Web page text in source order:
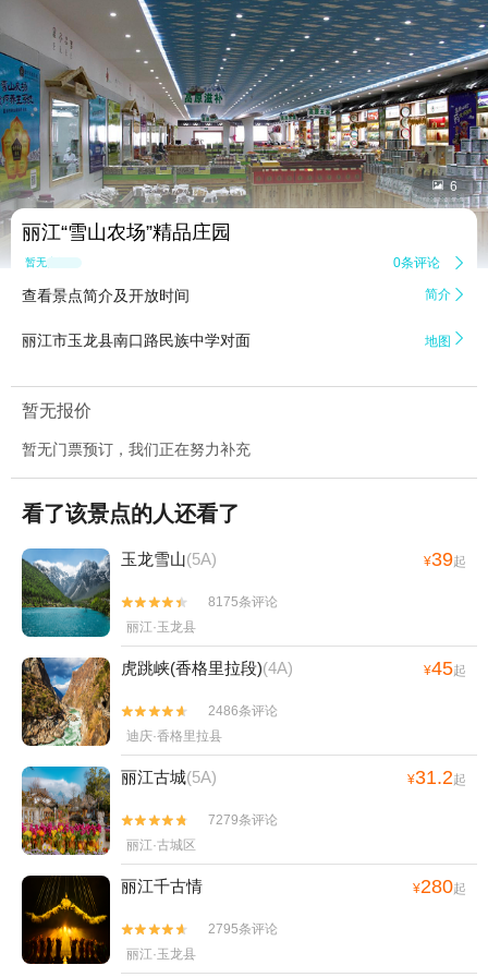
 6
丽江“雪山农场”精品庄园
暂无点评 0条评论 
查看景点简介及开放时间 简介 
丽江市玉龙县南口路民族中学对面 地图 
暂无报价
暂无门票预订，我们正在努力补充
看了该景点的人还看了
玉龙雪山(5A) ¥39起


8175条评论
丽江·玉龙县
虎跳峡(香格里拉段)(4A) ¥45起


2486条评论
迪庆·香格里拉县
丽江古城(5A) ¥31.2起


7279条评论
丽江·古城区
丽江千古情 ¥280起


2795条评论
丽江·玉龙县